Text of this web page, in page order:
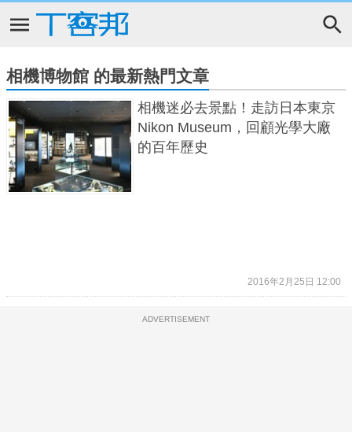
相機博物館 的最新熱門文章
相機迷必去景點！走訪日本東京
Nikon Museum，回顧光學大廠
的百年歷史
2016年2月25日 12:00
ADVERTISEMENT